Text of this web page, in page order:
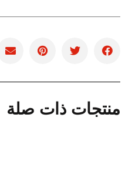
منتجات ذات صلة